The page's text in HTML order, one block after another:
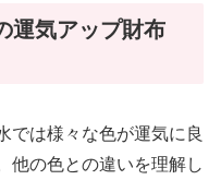
運気アップ財布
では様々な色が運気に良
他の色との違いを理解し